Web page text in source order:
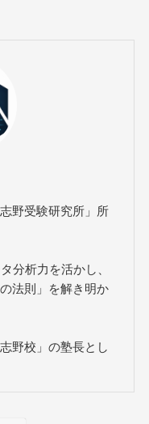
野受験研究所」所
分析力を活かし、
法則」を解き明か
野校」の塾長とし